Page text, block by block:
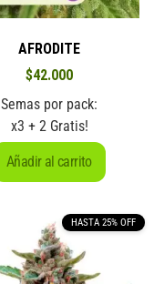
AFRODITE
$42.000
Semas por pack:
x3 + 2 Gratis!
Añadir al carrito
HASTA 25% OFF